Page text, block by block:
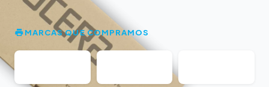
MARCAS QUE COMPRAMOS